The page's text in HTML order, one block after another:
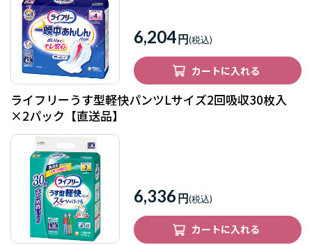
6,204 円
カートに入れる
ライフリーうす型軽快パンツLサイズ2回吸収30枚入
×2パック【直送品】
6,336 円
カートに入れる